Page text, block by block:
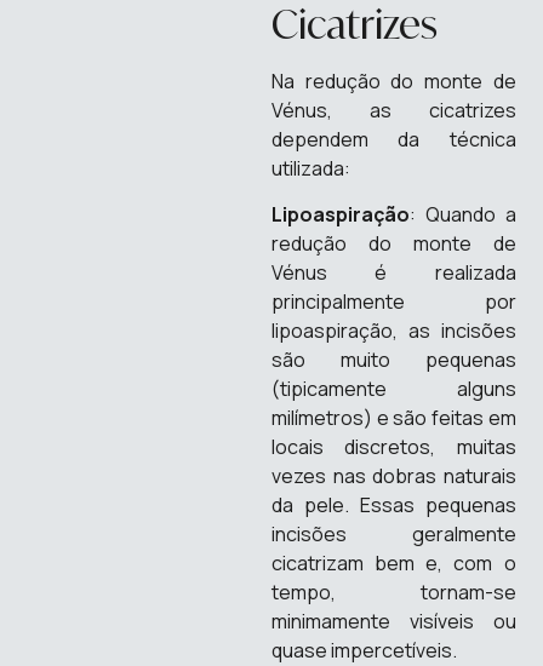
Cicatrizes
Na redução do monte de
Vénus, as cicatrizes
dependem da técnica
utilizada:
Lipoaspiração: Quando a
redução do monte de
Vénus é realizada
principalmente por
lipoaspiração, as incisões
são muito pequenas
(tipicamente alguns
milímetros) e são feitas em
locais discretos, muitas
vezes nas dobras naturais
da pele. Essas pequenas
incisões geralmente
cicatrizam bem e, com o
tempo, tornam-se
minimamente visíveis ou
quase impercetíveis.